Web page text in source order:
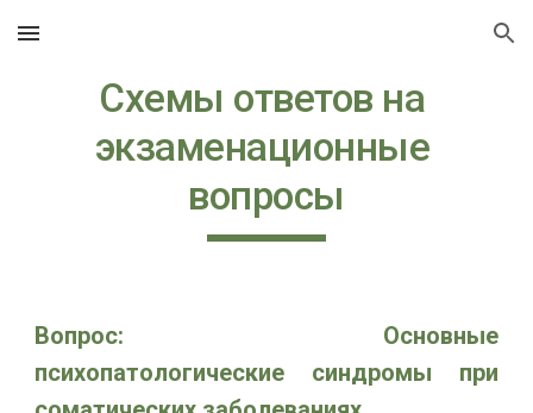
Skip to main content Skip to navigation
Схемы ответов на
экзаменационные
вопросы
Вопрос: Основные
психопатологические синдромы при